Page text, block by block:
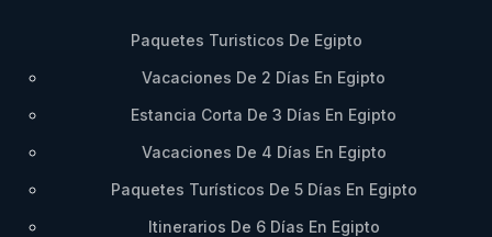
Paquetes Turisticos De Egipto
Vacaciones De 2 Días En Egipto
Estancia Corta De 3 Días En Egipto
Vacaciones De 4 Días En Egipto
Paquetes Turísticos De 5 Días En Egipto
Itinerarios De 6 Días En Egipto